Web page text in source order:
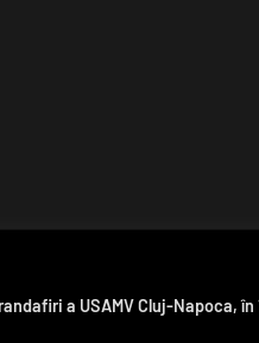
a USAMV Cluj-